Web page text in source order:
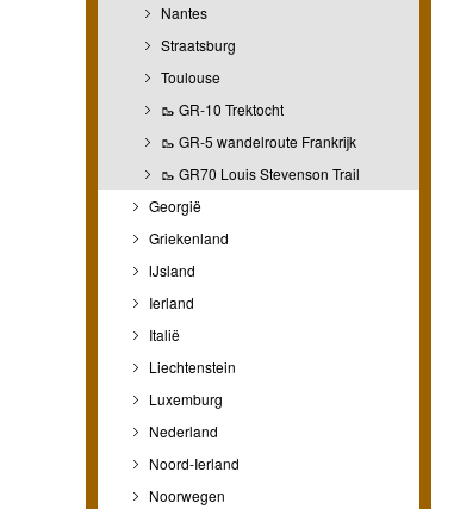
Nantes
Straatsburg
Toulouse
🥾 GR-10 Trektocht
🥾 GR-5 wandelroute Frankrijk
🥾 GR70 Louis Stevenson Trail
Georgië
Griekenland
IJsland
Ierland
Italië
Liechtenstein
Luxemburg
Nederland
Noord-Ierland
Noorwegen